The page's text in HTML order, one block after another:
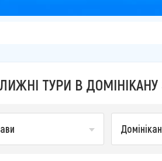
ТУРИ В